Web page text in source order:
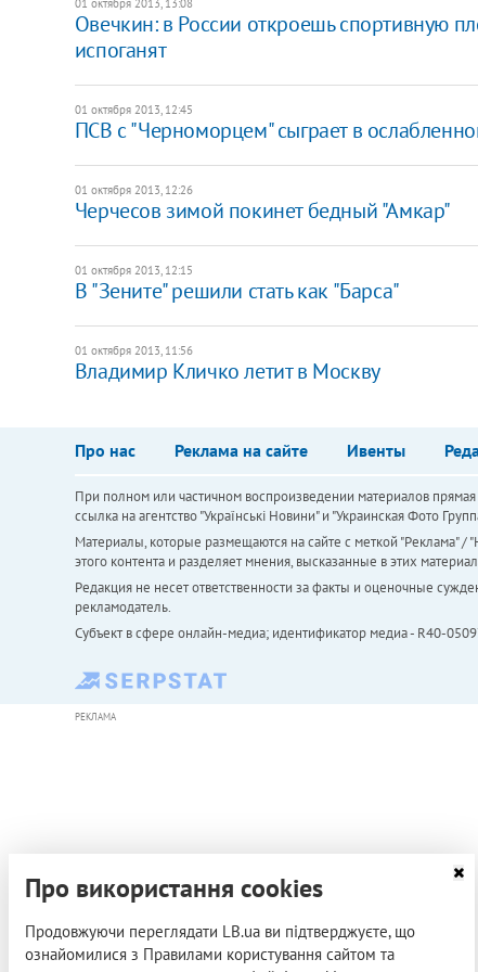
Овечкин: в России откроешь спортивную
испоганят
01 октября 2013, 12:45
ПСВ с "Черноморцем" сыграет в
01 октября 2013, 12:26
Черчесов зимой покинет бедный "Амкар"
01 октября 2013, 12:15
В "Зените" решили стать как "Барса"
01 октября 2013, 11:56
Владимир Кличко летит в Москву
Про нас Реклама на сайте Ивенты
При полном или частичном воспроизведении материалов
ссылка на агентство "Українськi Новини" и "Украинская Фото
Материалы, которые размещаются на сайте с меткой "Реклама" /
этого контента и разделяет мнения, высказанные в этих
Редакция не несет ответственности за факты и оценочные
рекламодатель.
Субъект в сфере онлайн-медиа; идентификатор медиа - R40-
РЕКЛАМА
Про використання cookies
Продовжуючи переглядати LB.ua ви підтверджуєте, що
ознайомилися з Правилами користування сайтом та